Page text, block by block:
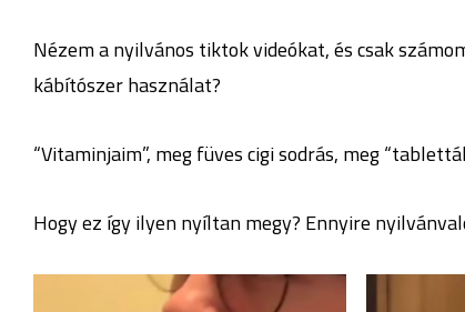
Nézem a nyilvános tiktok videókat, és csak
kábítószer használat?
“Vitaminjaim”, meg füves cigi sodrás, meg
Hogy ez így ilyen nyíltan megy? Ennyire